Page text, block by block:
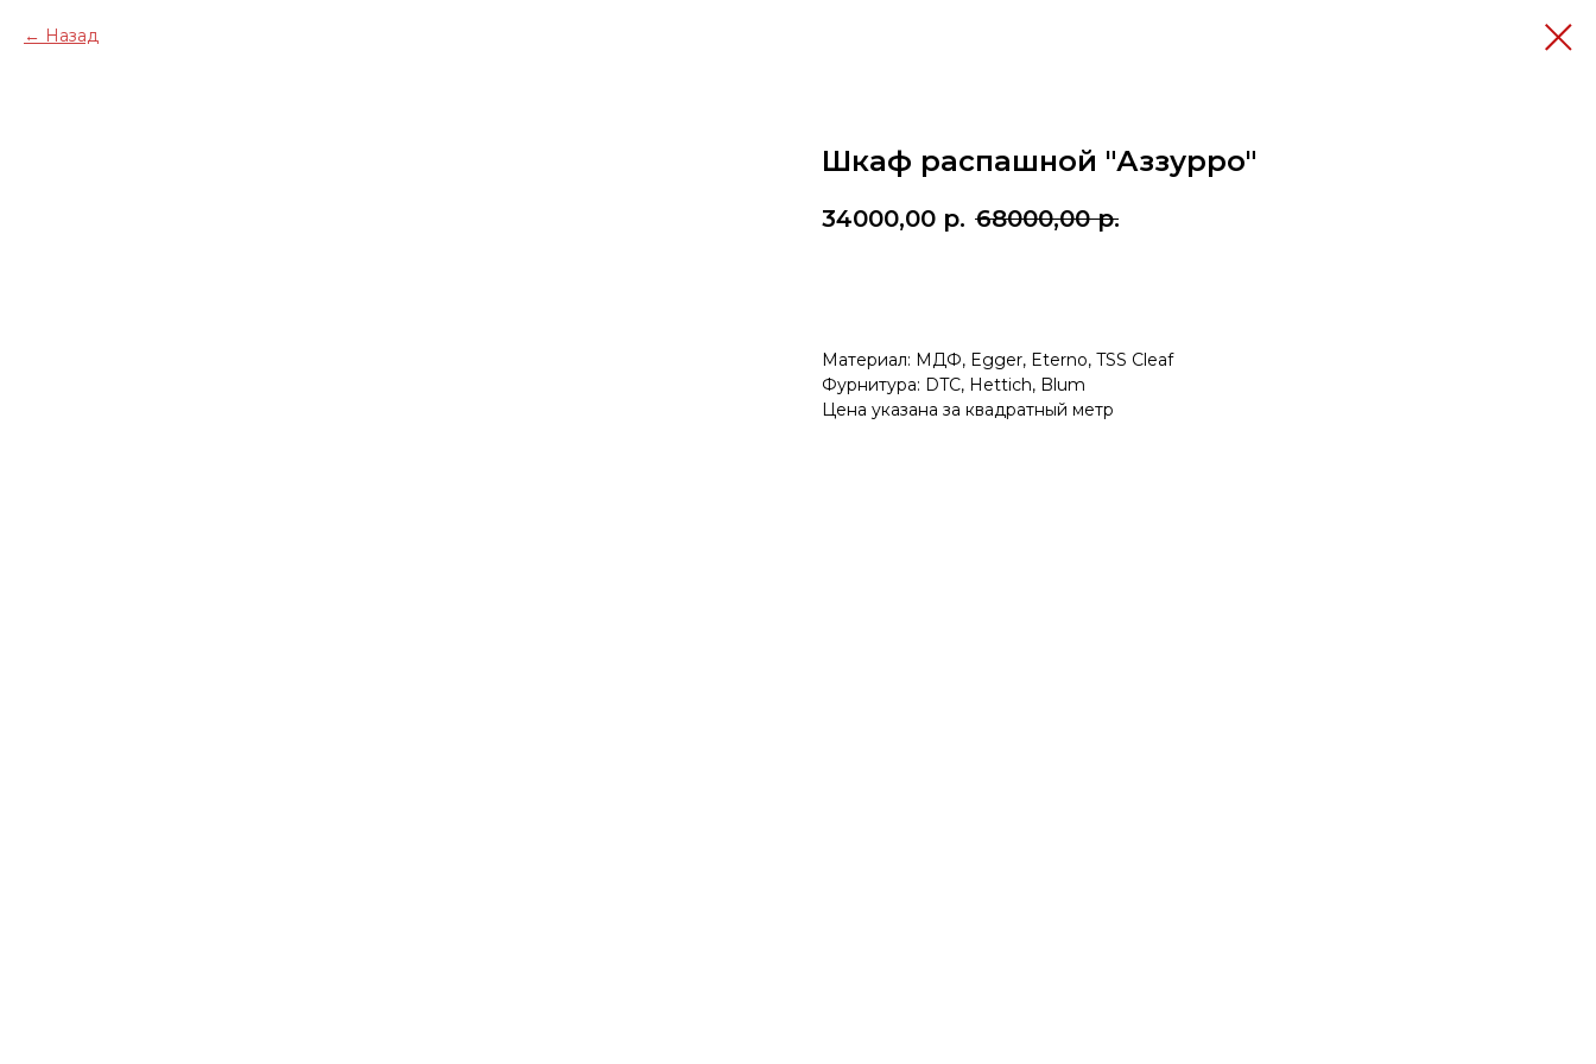
Назад
Шкаф распашной "Аззурро"
34000,00 р. 68000,00 р.
Материал: МДФ, Egger, Eterno, TSS Cleaf
Фурнитура: DTC, Hettich, Blum
Цена указана за квадратный метр